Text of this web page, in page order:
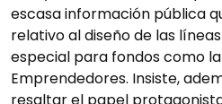
escasa información pública
relativo al diseño de las
especial para fondos como
Emprendedores. Insiste,
resaltar el papel